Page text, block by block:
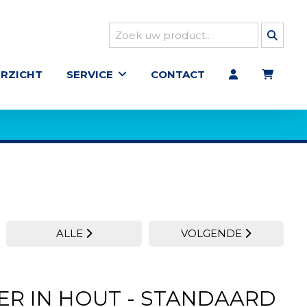
SERVICE CONTACT
ALLE VOLGENDE
IN HOUT - STANDAARD